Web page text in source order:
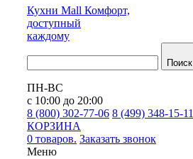
Кухни Mall Комфорт,
доступный
каждому
Поиск
ПН-ВС
с 10:00 до 20:00
8 (800) 302-77-06 8 (499) 348-15-11
КОРЗИНА
0 товаров. Заказать звонок
Меню